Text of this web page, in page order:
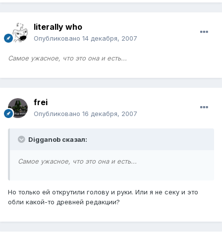
literally who
Опубликовано 14 декабря, 2007
Самое ужасное, что это она и есть...
frei
Опубликовано 16 декабря, 2007
Digganob сказал:
Самое ужасное, что это она и есть...
Но только ей открутили голову и руки. Или я не секу и это
обли какой-то древней редакции?